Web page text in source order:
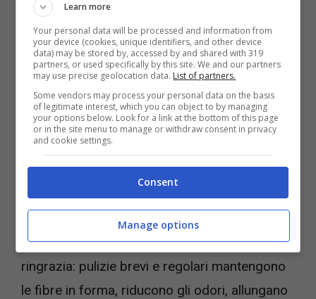
Una macchina più leggeranon è solo
“comoda”. È più frequente. Ti convince a
intervenire subito sulla macchia di sugo prima
che diventi un ricordo ostinato. La prendi al
volo per una passata in zona divano, senza
smontare mezza casa. Se vivi in
appartamento, ti muovi tra ripostiglio e
tappeto in pochi minuti. Se hai un cane,
rispondi veloce all’imprevisto dopo la
passeggiata. E nel lungo periodo il tappeto
ringrazia: pulizie brevi e regolari mantengono
le fibre in forma, riducono gli odori, allungano
Learn more
Your personal data will be processed and information from
your device (cookies, unique identifiers, and other device
data) may be stored by, accessed by and shared with 319
partners, or used specifically by this site. We and our partners
may use precise geolocation data. List of partners.
Some vendors may process your personal data on the basis
of legitimate interest, which you can object to by managing
your options below. Look for a link at the bottom of this page
or in the site menu to manage or withdraw consent in privacy
and cookie settings.
Consent
Manage options